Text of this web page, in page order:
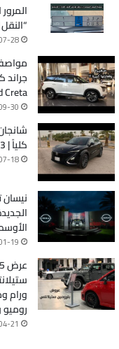
28
Creta
30
كلياً | Changan UNI-T 2023
18
19
ورام
روميو
21